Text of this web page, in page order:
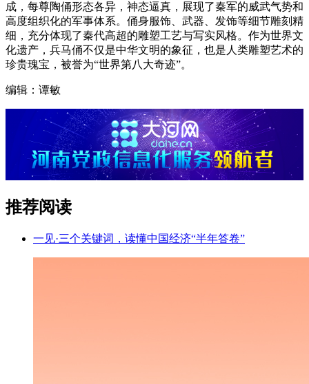
成，每尊陶俑形态各异，神态逼真，展现了秦军的威武气势和
高度组织化的军事体系。俑身服饰、武器、发饰等细节雕刻精
细，充分体现了秦代高超的雕塑工艺与写实风格。作为世界文
化遗产，兵马俑不仅是中华文明的象征，也是人类雕塑艺术的
珍贵瑰宝，被誉为“世界第八大奇迹”。
编辑：谭敏
推荐阅读
一见·三个关键词，读懂中国经济“半年答卷”